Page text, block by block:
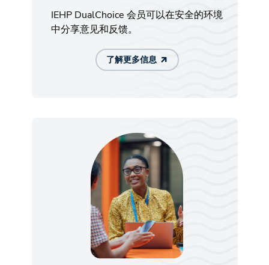
IEHP DualChoice 会员可以在安全的环境
中分享意见和反馈。
了解更多信息